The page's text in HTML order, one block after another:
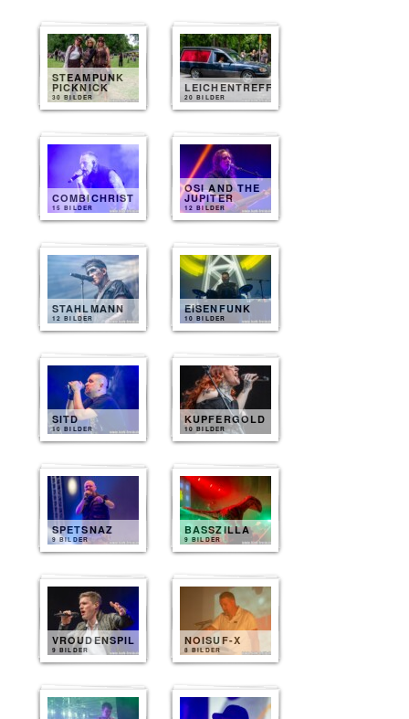
STEAMPUNK
PICKNICK
30 BILDER
LEICHENTREFF
20 BILDER
COMBICHRIST
15 BILDER
OSI AND THE
JUPITER
12 BILDER
STAHLMANN
12 BILDER
EISENFUNK
10 BILDER
SITD
10 BILDER
KUPFERGOLD
10 BILDER
SPETSNAZ
9 BILDER
BASSZILLA
9 BILDER
VROUDENSPIL
9 BILDER
NOISUF-X
8 BILDER